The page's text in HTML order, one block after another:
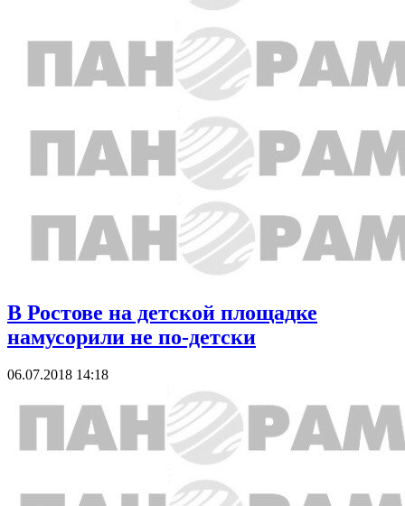
В Ростове на детской площадке
намусорили не по-детски
06.07.2018 14:18